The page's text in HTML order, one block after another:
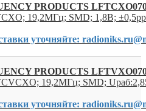
PRODUCTS
19,2МГц; SMD; 1,8В;
уточняйте:
PRODUCTS
19,2МГц; SMD;
уточняйте: